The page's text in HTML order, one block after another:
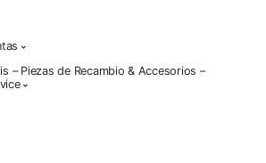
– Piezas de Recambio & Accesorios –